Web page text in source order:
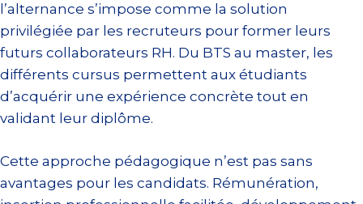
l’alternance s’impose comme la solution
privilégiée par les recruteurs pour former leurs
futurs collaborateurs RH. Du BTS au master, les
différents cursus permettent aux étudiants
d’acquérir une expérience concrète tout en
validant leur diplôme.
Cette approche pédagogique n’est pas sans
avantages pour les candidats. Rémunération,